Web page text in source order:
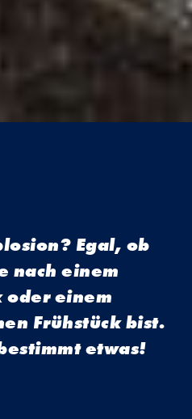
Egal, ob
nach einem
oder einem
Frühstück bist.
etwas!